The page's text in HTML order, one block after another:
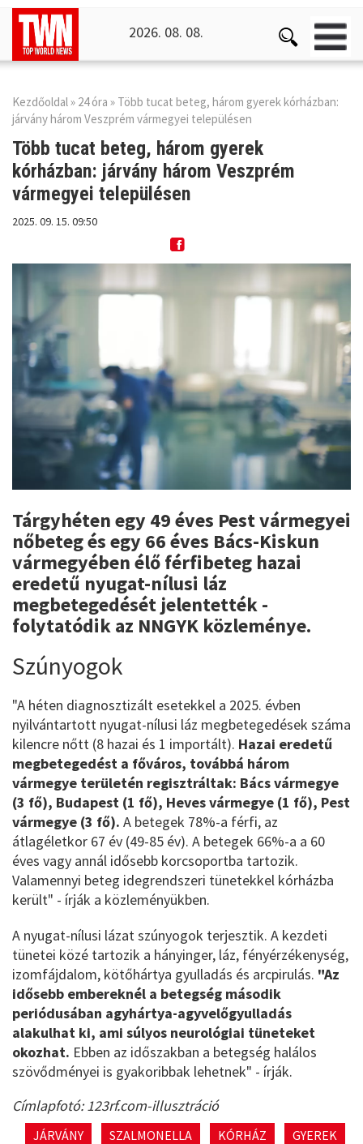
2026. 08. 08.
Kezdőoldal» 24 óra » Több tucat beteg, három gyerek kórházban:
járvány három Veszprém vármegyei településen
Több tucat beteg, három gyerek
kórházban: járvány három Veszprém
vármegyei településen
2025. 09. 15. 09:50
Tárgyhéten egy 49 éves Pest vármegyei
nőbeteg és egy 66 éves Bács-Kiskun
vármegyében élő férfibeteg hazai
eredetű nyugat-nílusi láz
megbetegedését jelentették -
folytatódik az NNGYK közleménye.
Szúnyogok
"A héten diagnosztizált esetekkel a 2025. évben
nyilvántartott nyugat-nílusi láz megbetegedések száma
kilencre nőtt (8 hazai és 1 importált). Hazai eredetű
megbetegedést a főváros, továbbá három
vármegye területén regisztráltak: Bács vármegye
(3 fő), Budapest (1 fő), Heves vármegye (1 fő), Pest
vármegye (3 fő). A betegek 78%-a férfi, az
átlagéletkor 67 év (49-85 év). A betegek 66%-a a 60
éves vagy annál idősebb korcsoportba tartozik.
Valamennyi beteg idegrendszeri tünetekkel kórházba
került" - írják a közleményükben.
A nyugat-nílusi lázat szúnyogok terjesztik. A kezdeti
tünetei közé tartozik a hányinger, láz, fényérzékenység,
izomfájdalom, kötőhártya gyulladás és arcpirulás. "Az
idősebb embereknél a betegség második
periódusában agyhártya-agyvelőgyulladás
alakulhat ki, ami súlyos neurológiai tüneteket
okozhat. Ebben az időszakban a betegség halálos
szövődményei is gyakoribbak lehetnek" - írják.
Címlapfotó: 123rf.com-illusztráció
JÁRVÁNY SZALMONELLA KÓRHÁZ GYEREK